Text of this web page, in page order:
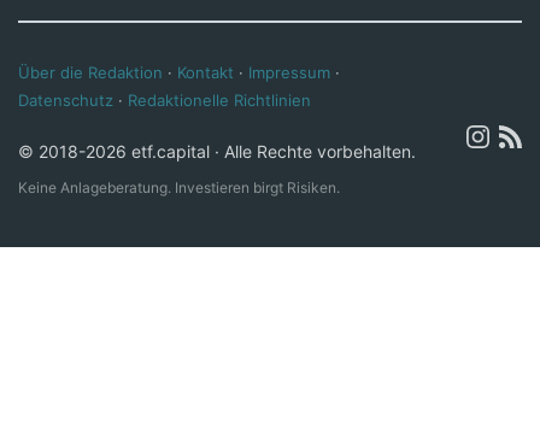
Über die Redaktion · Kontakt · Impressum ·
Datenschutz · Redaktionelle Richtlinien
© 2018-2026 etf.capital · Alle Rechte vorbehalten.
Keine Anlageberatung. Investieren birgt Risiken.